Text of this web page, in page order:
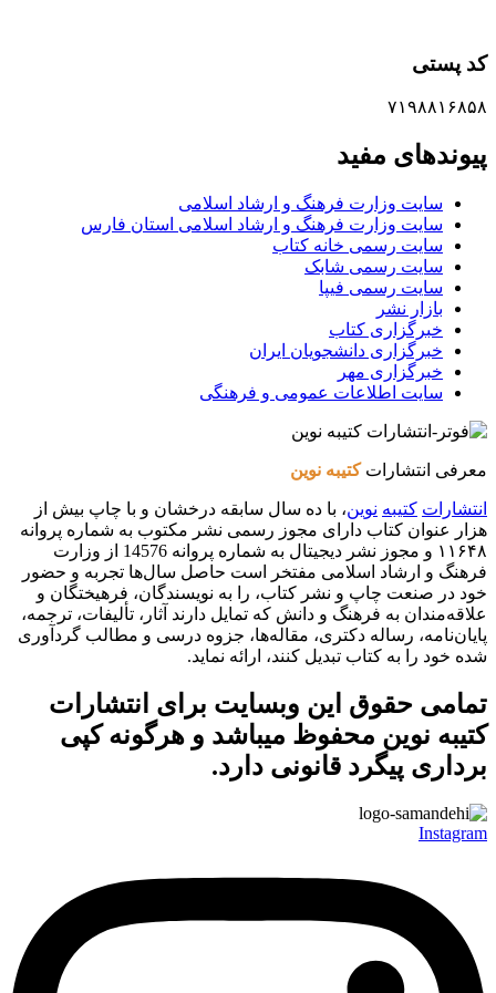
کد پستی
۷۱۹۸۸۱۶۸۵۸
پیوندهای مفید
سایت وزارت فرهنگ و ارشاد اسلامی
سایت وزارت فرهنگ و ارشاد اسلامی استان فارس
سایت رسمی خانه کتاب
سایت رسمی شابک
سایت رسمی فیپا
بازار نشر
خبرگزاری کتاب
خبرگزاری دانشجویان ایران
خبرگزاری مهر
سایت اطلاعات عمومی و فرهنگی
معرفی انتشاراتکتیبه نوین
انتشارات کتیبه نوین، با ده سال سابقه درخشان و با چاپ بیش از
هزار عنوان کتاب دارای مجوز رسمی نشر مکتوب به شماره پروانه
۱۱۶۴۸ و مجوز نشر دیجیتال به شماره پروانه 14576 از وزارت
فرهنگ و ارشاد اسلامی مفتخر است حاصل سال‌ها تجربه و حضور
خود در صنعت چاپ و نشر کتاب، را به نویسندگان، فرهیختگان و
علاقه‌مندان به فرهنگ و دانش که تمایل دارند آثار، تألیفات، ترجمه،
پایان‌نامه، رساله دکتری، مقاله‌ها، جزوه درسی و مطالب گردآوری
شده خود را به کتاب تبدیل کنند، ارائه نماید.
تمامی حقوق این وبسایت برای انتشارات
کتیبه نوین محفوظ میباشد و هرگونه کپی
برداری پیگرد قانونی دارد.
Instagram